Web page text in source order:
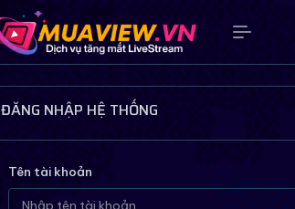
ĐĂNG NHẬP HỆ THỐNG
Tên tài khoản